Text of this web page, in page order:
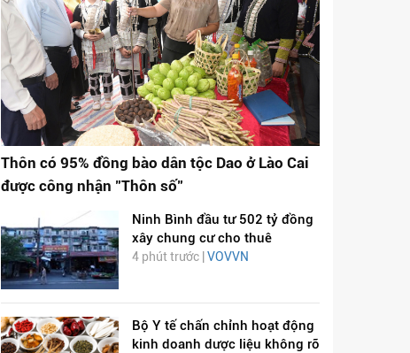
Thôn có 95% đồng bào dân tộc Dao ở Lào Cai
được công nhận "Thôn số"
Ninh Bình đầu tư 502 tỷ đồng
xây chung cư cho thuê
4 phút trước | VOVVN
Bộ Y tế chấn chỉnh hoạt động
kinh doanh dược liệu không rõ